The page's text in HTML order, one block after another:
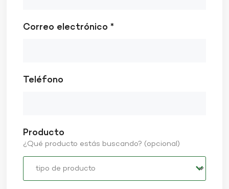
Correo electrónico *
Teléfono
Producto
¿Qué producto estás buscando? (opcional)